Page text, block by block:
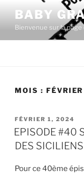
contenu
principal
BABY
Bienvenue sur la
MOIS :
PUBLIÉ
LE
FÉVRIER 1, 2024
EPISODE #40
DES SICILIENS
Pour ce 40ème